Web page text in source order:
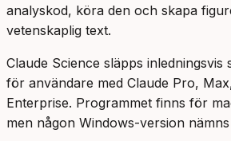
analyskod, köra den och skapa
vetenskaplig text.
Claude Science släpps inledningsvis
för användare med Claude Pro,
Enterprise. Programmet finns för
men någon Windows-version